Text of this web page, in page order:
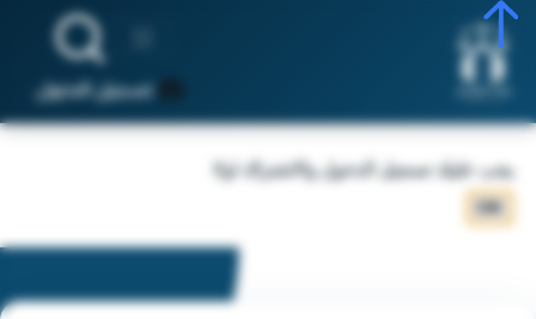
تسجيل الدخول
يجب عليك تسجيل الدخول والاشتراك اولا
OK